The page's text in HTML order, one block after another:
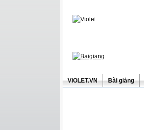
ViOLET.VN Bài giảng